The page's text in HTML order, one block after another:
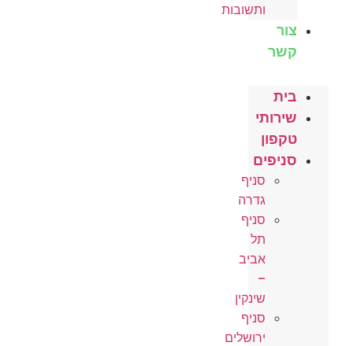
ותשובות
צור
קשר
בית
שירותי
טקפון
סניפים
סניף
גדרה
סניף
תל
אביב
–
שינקין
סניף
ירושלים